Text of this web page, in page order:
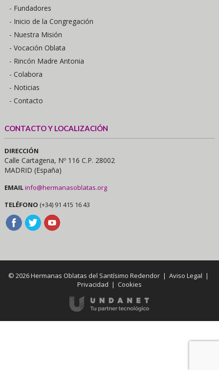
- Fundadores
- Inicio de la Congregación
- Nuestra Misión
- Vocación Oblata
- Rincón Madre Antonia
- Colabora
- Noticias
- Contacto
CONTACTO Y LOCALIZACIÓN
DIRECCIÓN
Calle Cartagena, Nº 116 C.P. 28002
MADRID (España)
EMAILinfo@hermanasoblatas.org
TELÉFONO (+34) 91 415 16 43
© 2026 Hermanas Oblatas del Santísimo Redendor |Aviso Legal |
Privacidad | Cookies